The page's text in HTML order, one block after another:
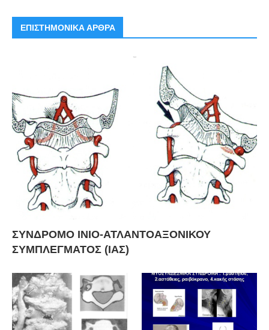
ΕΠΙΣΤΗΜΟΝΙΚΑ ΑΡΘΡΑ
ΣΥΝΔΡΟΜΟ ΙΝΙΟ-ΑΤΛΑΝΤΟΑΞΟΝΙΚΟΥ
ΣΥΜΠΛΕΓΜΑΤΟΣ (ΙΑΣ)